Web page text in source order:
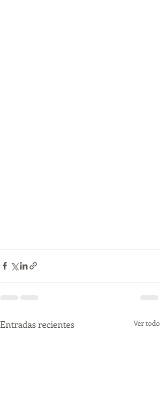
Entradas recientes Ver todo